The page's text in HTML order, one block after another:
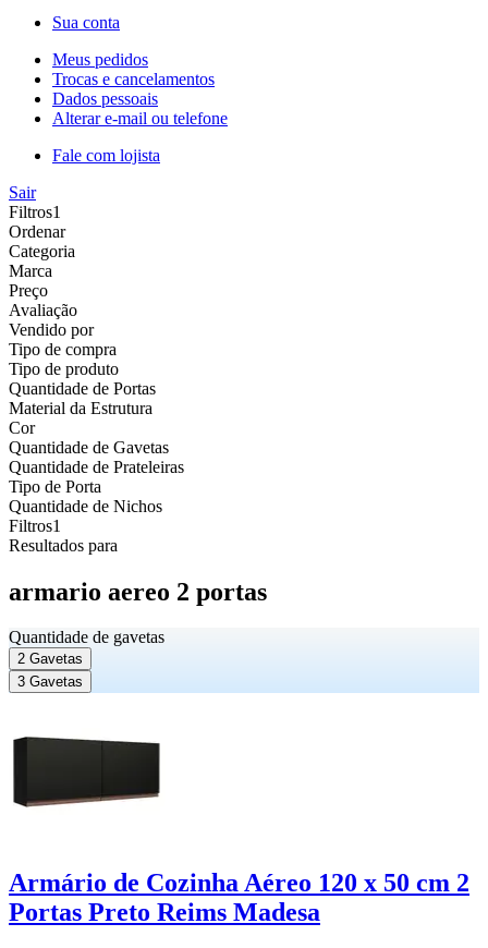
Sua conta
Meus pedidos
Trocas e cancelamentos
Dados pessoais
Alterar e-mail ou telefone
Fale com lojista
Sair
Filtros1
Ordenar
Categoria
Marca
Preço
Avaliação
Vendido por
Tipo de compra
Tipo de produto
Quantidade de Portas
Material da Estrutura
Cor
Quantidade de Gavetas
Quantidade de Prateleiras
Tipo de Porta
Quantidade de Nichos
Filtros1
Resultados para
armario aereo 2 portas
Quantidade de gavetas
2 Gavetas
3 Gavetas
Armário de Cozinha Aéreo 120 x 50 cm 2
Portas Preto Reims Madesa